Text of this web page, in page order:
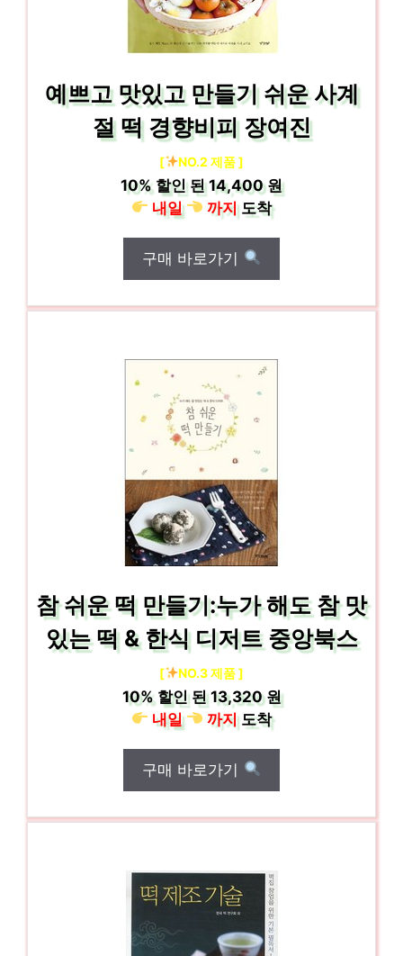
예쁘고 맛있고 만들기 쉬운 사계
절 떡 경향비피 장여진
[ NO.2 제품 ]
10% 할인 된14,400 원
내일
까지도착
구매 바로가기
참 쉬운 떡 만들기:누가 해도 참 맛
있는 떡 & 한식 디저트 중앙북스
[ NO.3 제품 ]
10%할인 된13,320 원
내일
까지도착
구매 바로가기